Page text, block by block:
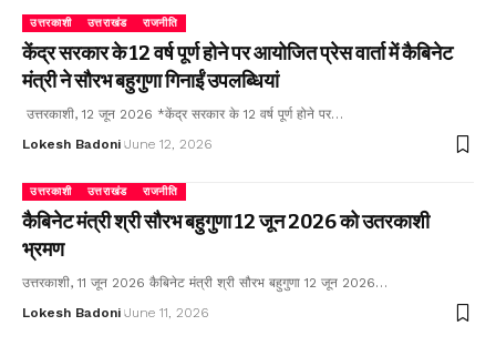
उत्तरकाशी उत्तराखंड राजनीति
केंद्र सरकार के 12 वर्ष पूर्ण होने पर आयोजित प्रेस वार्ता में कैबिनेट
मंत्री ने सौरभ बहुगुणा गिनाईं उपलब्धियां
उत्तरकाशी, 12 जून 2026 *केंद्र सरकार के 12 वर्ष पूर्ण होने पर…
Lokesh Badoni June 12, 2026
उत्तरकाशी उत्तराखंड राजनीति
कैबिनेट मंत्री श्री सौरभ बहुगुणा 12 जून 2026 को उतरकाशी
भ्रमण
उत्तरकाशी, 11 जून 2026 कैबिनेट मंत्री श्री सौरभ बहुगुणा 12 जून 2026…
Lokesh Badoni June 11, 2026